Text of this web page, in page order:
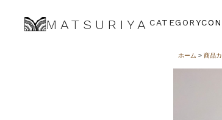
MATSURIYA CATEGORY
ホーム > 商品